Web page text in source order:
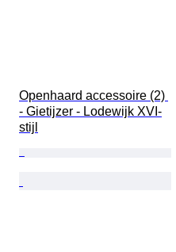
Openhaard accessoire (2)
- Gietijzer - Lodewijk XVI-
stijl